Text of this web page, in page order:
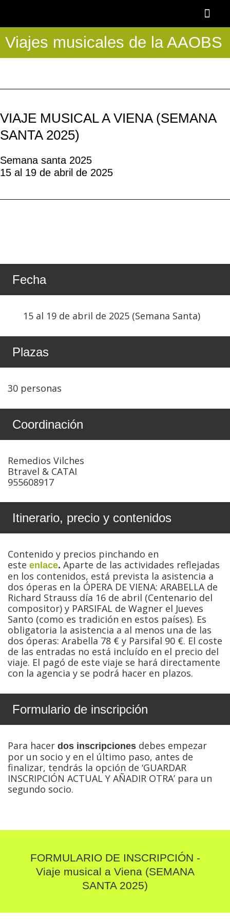
Viajes musicales de la AAOBS
VIAJE MUSICAL A VIENA (SEMANA
SANTA 2025)
Semana santa 2025
15 al 19 de abril de 2025
Fecha
15 al 19 de abril de 2025 (Semana Santa)
Plazas
30 personas
Coordinación
Remedios Vilches
Btravel & CATAI
955608917
Itinerario, precio y contenidos
Contenido y precios pinchando en
este enlace. Aparte de las actividades reflejadas
en los contenidos, está prevista la asistencia a
dos óperas en la ÓPERA DE VIENA: ARABELLA de
Richard Strauss día 16 de abril (Centenario del
compositor) y PARSIFAL de Wagner el Jueves
Santo (como es tradición en estos países). Es
obligatoria la asistencia a al menos una de las
dos óperas: Arabella 78 € y Parsifal 90 €. El coste
de las entradas no está incluído en el precio del
viaje. El pagó de este viaje se hará directamente
con la agencia y se podrá hacer en plazos.
Formulario de inscripción
Para hacer dos inscripciones debes empezar
por un socio y en el último paso, antes de
finalizar, tendrás la opción de ‘GUARDAR
INSCRIPCIÓN ACTUAL Y AÑADIR OTRA’ para un
segundo socio.
FORMULARIO DE INSCRIPCIÓN -
Viaje musical a Viena (SEMANA
SANTA 2025)